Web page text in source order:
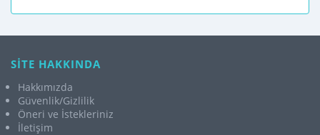
SİTE HAKKINDA
Hakkımızda
Güvenlik/Gizlilik
Öneri ve İstekleriniz
İletişim